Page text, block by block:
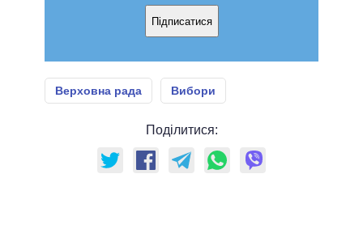
Підписатися
Верховна рада Вибори
Поділитися: